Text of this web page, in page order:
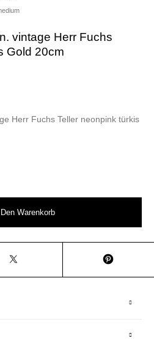
vintage Herr Fuchs
Gold 20cm
Herr Fuchs Teller neonpink türkis
Den Warenkorb